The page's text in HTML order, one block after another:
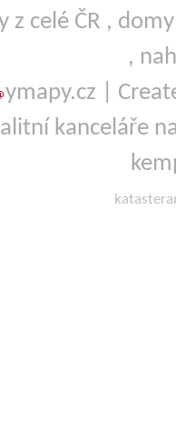
z celé ČR ,
,
ymapy.cz |
kanceláře